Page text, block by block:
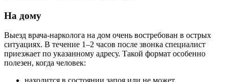
На дому
Выезд врача-нарколога на дом очень востребован в острых
ситуациях. В течение 1–2 часов после звонка специалист
приезжает по указанному адресу. Такой формат особенно
полезен, когда человек: